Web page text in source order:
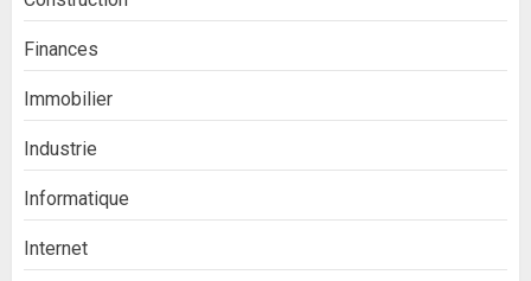
Finances
Immobilier
Industrie
Informatique
Internet